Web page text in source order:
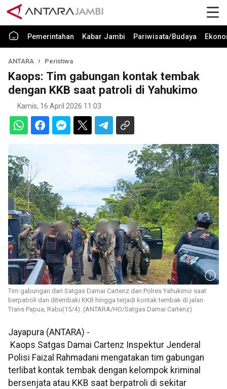
Pemerintahan Kabar Jambi Pariwisata/Budaya
ANTARA Peristiwa
Kaops: Tim gabungan kontak tembak
dengan KKB saat patroli di Yahukimo
Kamis, 16 April 2026 11:03
Tim gabungan dari Satgas Damai Cartenz dan Polres Yahukimo saat
berpatroli dan ditembaki KKB hingga terjadi kontak tembak di jalan
Trans Papua, Rabu(15/4). (ANTARA/HO/Satgas Damai Cartenz)
Jayapura (ANTARA) -
Kaops Satgas Damai Cartenz Inspektur Jenderal
Polisi Faizal Rahmadani mengatakan tim gabungan
terlibat kontak tembak dengan kelompok kriminal
bersenjata atau KKB saat berpatroli di sekitar